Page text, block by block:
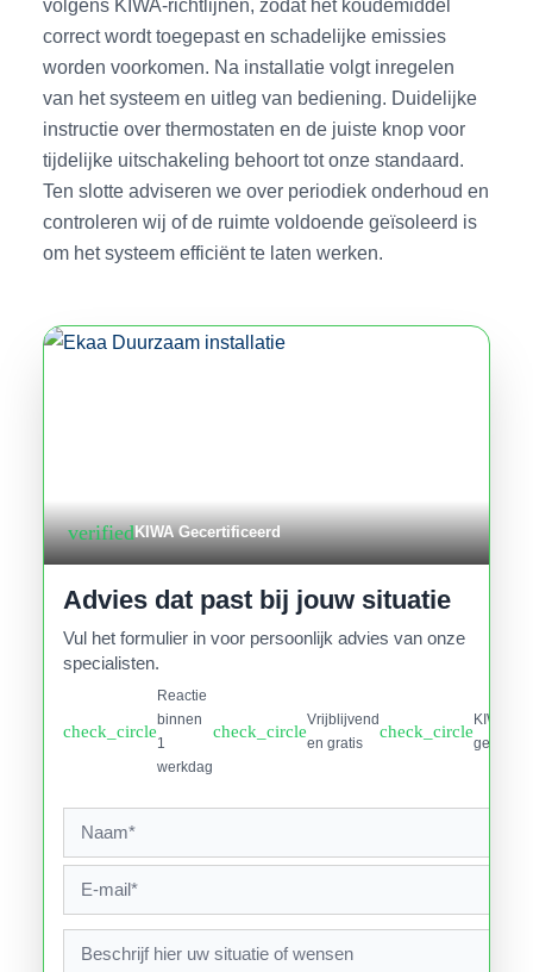
correct wordt toegepast en schadelijke emissies
worden voorkomen. Na installatie volgt inregelen
van het systeem en uitleg van bediening. Duidelijke
instructie over thermostaten en de juiste knop voor
tijdelijke uitschakeling behoort tot onze standaard.
Ten slotte adviseren we over periodiek onderhoud en
controleren wij of de ruimte voldoende geïsoleerd is
om het systeem efficiënt te laten werken.
verifiedKIWA Gecertificeerd
Advies dat past bij jouw situatie
Vul het formulier in voor persoonlijk advies van onze
specialisten.
check_circle
Reactie
binnen
1
werkdag
check_circle
Vrijblijvend
en gratis
check_circle
KIWA